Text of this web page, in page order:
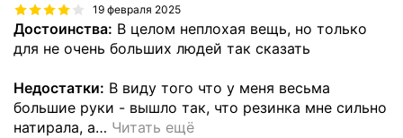
19 февраля 2025
Достоинства: В целом неплохая вещь, но только
для не очень больших людей так сказать
Недостатки: В виду того что у меня весьма
большие руки - вышло так, что резинка мне сильно
натирала, а… Читать ещё